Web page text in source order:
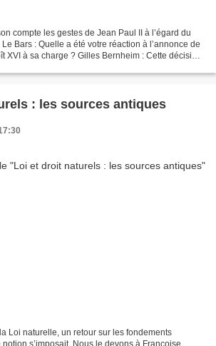
compte les gestes de Jean Paul II à l’égard du
Bars : Quelle a été votre réaction à l’annonce de
XVI à sa charge ? Gilles Bernheim : Cette décision
: les sources antiques
Loi naturelle, un retour sur les fondements
s’imposait. Nous le devons à Françoise